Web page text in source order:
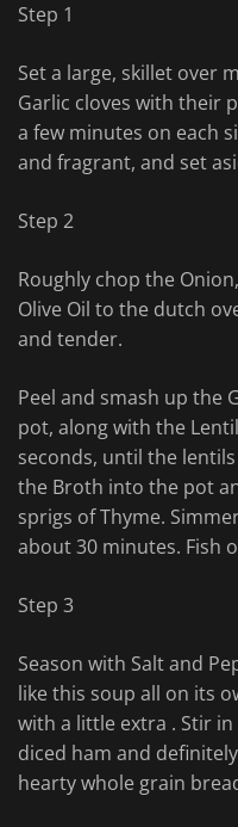
Step 1
Set a large, skillet over
Garlic cloves with their
a few minutes on each
and fragrant, and set
Step 2
Roughly chop the
Olive Oil to the dutch
and tender.
Peel and smash up the
pot, along with the
seconds, until the
the Broth into the pot
sprigs of Thyme.
about 30 minutes. Fish
Step 3
Season with Salt and
like this soup all on its
with a little extra . Stir
diced ham and
hearty whole grain